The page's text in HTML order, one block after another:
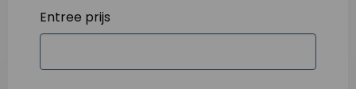
Entree prijs